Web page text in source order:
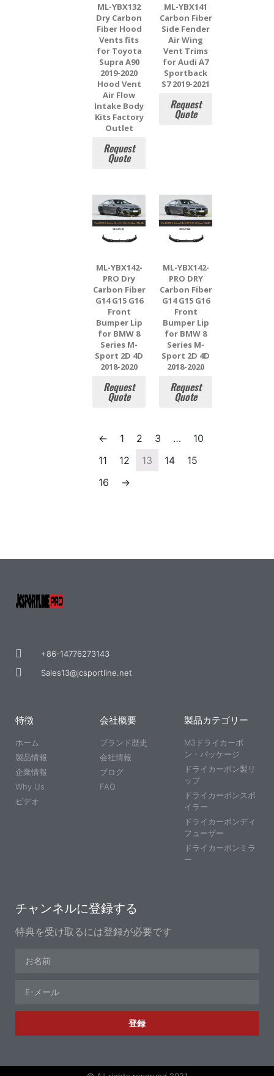
ML-YBX132
Dry Carbon
Fiber Hood
Vents fits
for Toyota
Supra A90
2019-2020
Hood Vent
Air Flow
Intake Body
Kits Factory
Outlet
Request
Quote
ML-YBX141
Carbon Fiber
Side Fender
Air Wing
Vent Trims
for Audi A7
Sportback
S7 2019-2021
Request
Quote
ML-YBX142-
PRO Dry
Carbon Fiber
G14 G15 G16
Front
Bumper Lip
for BMW 8
Series M-
Sport 2D 4D
2018-2020
Request
Quote
ML-YBX142-
PRO DRY
Carbon Fiber
G14 G15 G16
Front
Bumper Lip
for BMW 8
Series M-
Sport 2D 4D
2018-2020
Request
Quote
← 1 2 3 …
10
11
12 13 14
15
16
→
+86-14776273143
Sales13@jcsportline.net
特徴
ホーム
製品情報
企業情報
Why Us
ビデオ
会社概要
ブランド歴史
会社情報
ブログ
FAQ
製品カテゴリー
M3ドライカーボ
ン・パッケージ
ドライカーボン製リ
ップ
ドライカーボンスポ
イラー
ドライカーボンディ
フューザー
ドライカーボンミラ
ー
チャンネルに登録する
特典を受け取るには登録が必要です
登録